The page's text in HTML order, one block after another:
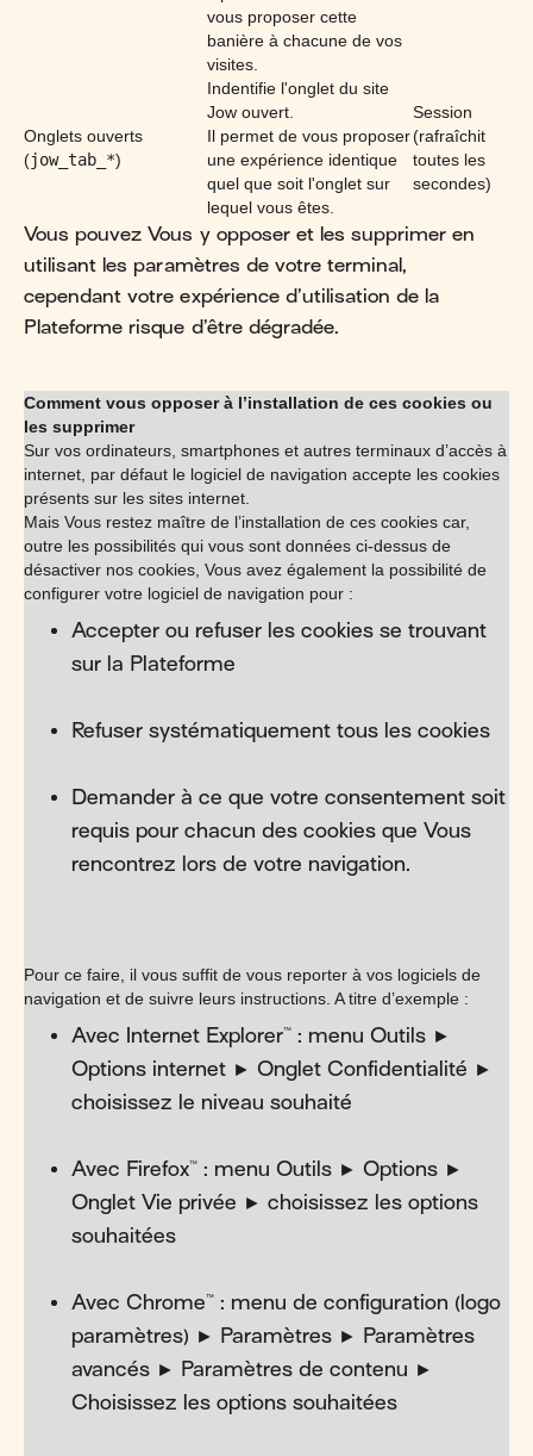
vous proposer cette
banière à chacune de vos
visites.
Onglets ouverts
(jow_tab_*)
Indentifie l'onglet du site
Jow ouvert.
Il permet de vous proposer
une expérience identique
quel que soit l'onglet sur
lequel vous êtes.
Session
(rafraîchit
toutes les
secondes)
Vous pouvez Vous y opposer et les supprimer en
utilisant les paramètres de votre terminal,
cependant votre expérience d’utilisation de la
Plateforme risque d’être dégradée.
Comment vous opposer à l’installation de ces cookies ou
les supprimer
Sur vos ordinateurs, smartphones et autres terminaux d’accès à
internet, par défaut le logiciel de navigation accepte les cookies
présents sur les sites internet.
Mais Vous restez maître de l’installation de ces cookies car,
outre les possibilités qui vous sont données ci-dessus de
désactiver nos cookies, Vous avez également la possibilité de
configurer votre logiciel de navigation pour :
Accepter ou refuser les cookies se trouvant
sur la Plateforme
Refuser systématiquement tous les cookies
Demander à ce que votre consentement soit
requis pour chacun des cookies que Vous
rencontrez lors de votre navigation.
Pour ce faire, il vous suffit de vous reporter à vos logiciels de
navigation et de suivre leurs instructions. A titre d’exemple :
Avec Internet Explorer™ : menu Outils ►
Options internet ► Onglet Confidentialité ►
choisissez le niveau souhaité
Avec Firefox™ : menu Outils ► Options ►
Onglet Vie privée ► choisissez les options
souhaitées
Avec Chrome™ : menu de configuration (logo
paramètres) ► Paramètres ► Paramètres
avancés ► Paramètres de contenu ►
Choisissez les options souhaitées